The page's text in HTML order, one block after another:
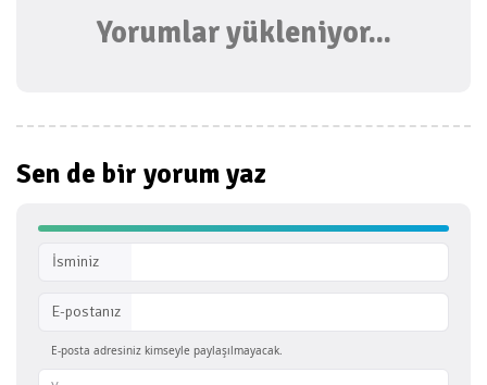
Yorumlar yükleniyor...
Sen de bir yorum yaz
İsminiz
E-postanız
E-posta adresiniz kimseyle paylaşılmayacak.